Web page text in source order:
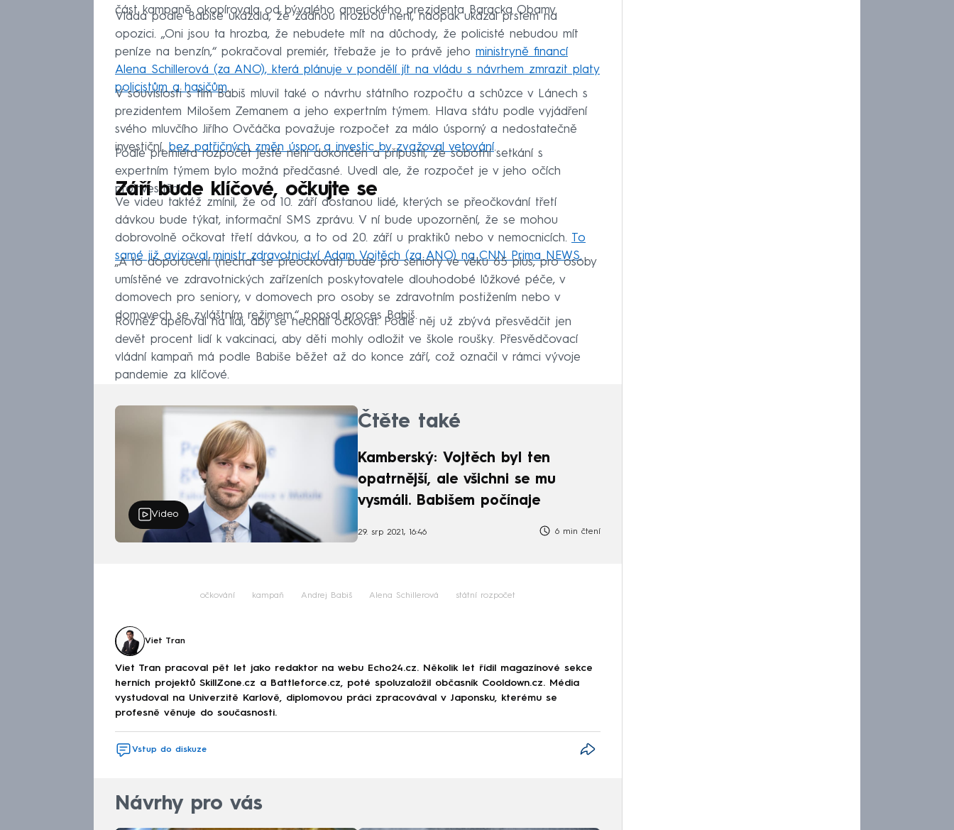
část kampaně okopírovala od bývalého amerického prezidenta Baracka Obamy.
Vláda podle Babiše ukázala, že žádnou hrozbou není, naopak ukázal prstem na
opozici. „Oni jsou ta hrozba, že nebudete mít na důchody, že policisté nebudou mít
peníze na benzín,“ pokračoval premiér, třebaže je to právě jeho ministryně financí
Alena Schillerová (za ANO), která plánuje v pondělí jít na vládu s návrhem zmrazit platy
policistům a hasičům.
V souvislosti s tím Babiš mluvil také o návrhu státního rozpočtu a schůzce v Lánech s
prezidentem Milošem Zemanem a jeho expertním týmem. Hlava státu podle vyjádření
svého mluvčího Jiřího Ovčáčka považuje rozpočet za málo úsporný a nedostatečně
investiční, bez patřičných změn úspor a investic by zvažoval vetování.
Podle premiéra rozpočet ještě není dokončen a připustil, že sobotní setkání s
expertním týmem bylo možná předčasné. Uvedl ale, že rozpočet je v jeho očích
proinvestiční.
Září bude klíčové, očkujte se
Ve videu taktéž zmínil, že od 10. září dostanou lidé, kterých se přeočkování třetí
dávkou bude týkat, informační SMS zprávu. V ní bude upozornění, že se mohou
dobrovolně očkovat třetí dávkou, a to od 20. září u praktiků nebo v nemocnicích. To
samé již avizoval ministr zdravotnictví Adam Vojtěch (za ANO) na CNN Prima NEWS.
„A to doporučení (nechat se přeočkovat) bude pro seniory ve věku 65 plus, pro osoby
umístěné ve zdravotnických zařízeních poskytovatele dlouhodobé lůžkové péče, v
domovech pro seniory, v domovech pro osoby se zdravotním postižením nebo v
domovech se zvláštním režimem,“ popsal proces Babiš.
Rovněž apeloval na lidi, aby se nechali očkovat. Podle něj už zbývá přesvědčit jen
devět procent lidí k vakcinaci, aby děti mohly odložit ve škole roušky. Přesvědčovací
vládní kampaň má podle Babiše běžet až do konce září, což označil v rámci vývoje
pandemie za klíčové.
Video
Čtěte také
Kamberský: Vojtěch byl ten
opatrnější, ale všichni se mu
vysmáli. Babišem počínaje
29. srp 2021, 16:46 6 min čtení
očkování kampaň Andrej Babiš Alena Schillerová státní rozpočet
Viet Tran
Viet Tran pracoval pět let jako redaktor na webu Echo24.cz. Několik let řídil magazínové sekce
herních projektů SkillZone.cz a Battleforce.cz, poté spoluzaložil občasník Cooldown.cz. Média
vystudoval na Univerzitě Karlově, diplomovou práci zpracovával v Japonsku, kterému se
profesně věnuje do současnosti.
Vstup do diskuze
Návrhy pro vás